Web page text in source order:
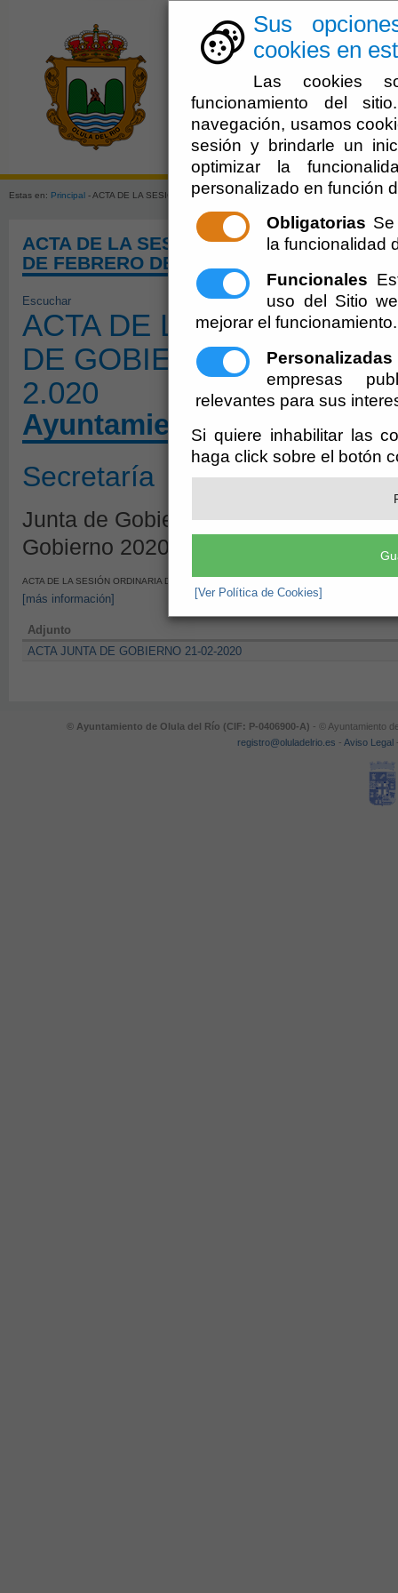
Sus
cookies en
Las cookies
funcionamiento del
navegación, usamos
sesión y brindarle un
optimizar la
personalizado en función
Obligatorias
la funcionalidad
Funcionales
uso del Sitio
mejorar el funcionamiento.
Personalizadas
empresas
relevantes para sus
Si quiere inhabilitar las
haga click sobre el botón
[Ver Política de Cookies]
El
Estas en: Principal - ACTA DE LA SESIÓN ORDINARIA DE LA JUNTA DE GOBIERNO DEL
ACTA DE LA SESIÓN ORDINARIA DE LA
DE FEBRERO DE 2.020
Escuchar
ACTA DE LA SESIÓN
DE GOBIERNO DEL DIA
2.020
Ayuntamiento de Olula del
Secretaría
Junta de Gobierno - Borrador de
Gobierno 2020
ACTA DE LA SESIÓN ORDINARIA DE LA JUNTA DE GOBIERNO DEL DÍA 21 DE
[más información]
Adjunto
ACTA JUNTA DE GOBIERNO 21-02-2020
© Ayuntamiento de Olula del Río (CIF: P-0406900-A) - © Ayuntamiento
registro@oluladelrio.es - Aviso Legal